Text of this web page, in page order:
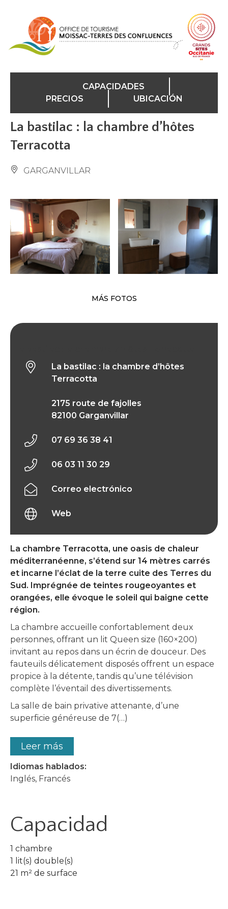
CAPACIDADES
PRECIOS
UBICACIÓN
La bastilac : la chambre d’hôtes
Terracotta
GARGANVILLAR
MÁS FOTOS
La chambre Terracotta, une oasis de chaleur
méditerranéenne, s’étend sur 14 mètres carrés
et incarne l’éclat de la terre cuite des Terres du
Sud. Imprégnée de teintes rougeoyantes et
orangées, elle évoque le soleil qui baigne cette
région.
La chambre accueille confortablement deux
personnes, offrant un lit Queen size (160×200)
invitant au repos dans un écrin de douceur. Des
fauteuils délicatement disposés offrent un espace
propice à la détente, tandis qu’une télévision
complète l’éventail des divertissements.
La salle de bain privative attenante, d’une
superficie généreuse de 7(…)
Leer más
Idiomas hablados:
Inglés, Francés
Capacidad
1 chambre
1 lit(s) double(s)
21 m² de surface
La bastilac : la chambre d’hôtes
Terracotta
2175 route de fajolles
82100 Garganvillar
07 69 36 38 41
06 03 11 30 29
Correo electrónico
Web